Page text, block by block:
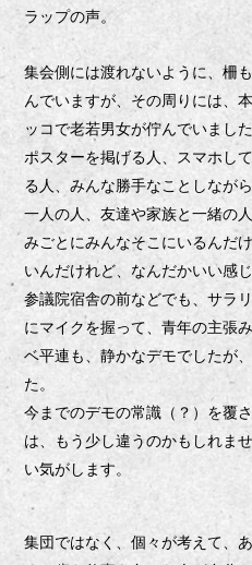
ラップの声。
集会側には渡れないように、柵
んでいますが、その周りには、
ッコで老若男女が佇んでいました
ポスターを掲げる人、スマホし
る人、みんな勝手なことしなが
一人の人、友達や家族と一緒の人
みごとにみんなそこにいるんだ
いんだけれど、なんだかいい感
参議院宿舎の前などでも、サラ
にマイクを握って、青年の主張
ベ平連も、静かなデモでしたが
た。
今までのデモの常識（？）を覆
は、もう少し違うのかもしれま
い気がします。
集団ではなく、個々が考えて、